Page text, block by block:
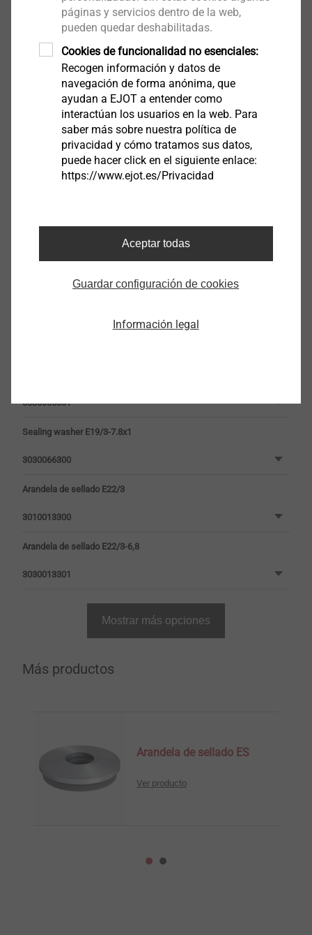
Arandela de sellado E11/2
3010092300
Arandela de sellado E14/2
3010009300
Arandela de sellado E14/3
3010077300
Arandela de sellado E16/3-7,8
3030066301
Sealing washer E19/3-7.8x1
3030066300
Arandela de sellado E22/3
3010013300
Arandela de sellado E22/3-6,8
3030013301
Mostrar más opciones
Más productos
Arandela de sellado ES
Ver producto
páginas y servicios dentro de la web,
pueden quedar deshabilitadas.
Cookies de funcionalidad no esenciales:
Recogen información y datos de
navegación de forma anónima, que
ayudan a EJOT a entender como
interactúan los usuarios en la web. Para
saber más sobre nuestra política de
privacidad y cómo tratamos sus datos,
puede hacer click en el siguiente enlace:
https://www.ejot.es/Privacidad
Aceptar todas
Guardar configuración de cookies
Información legal